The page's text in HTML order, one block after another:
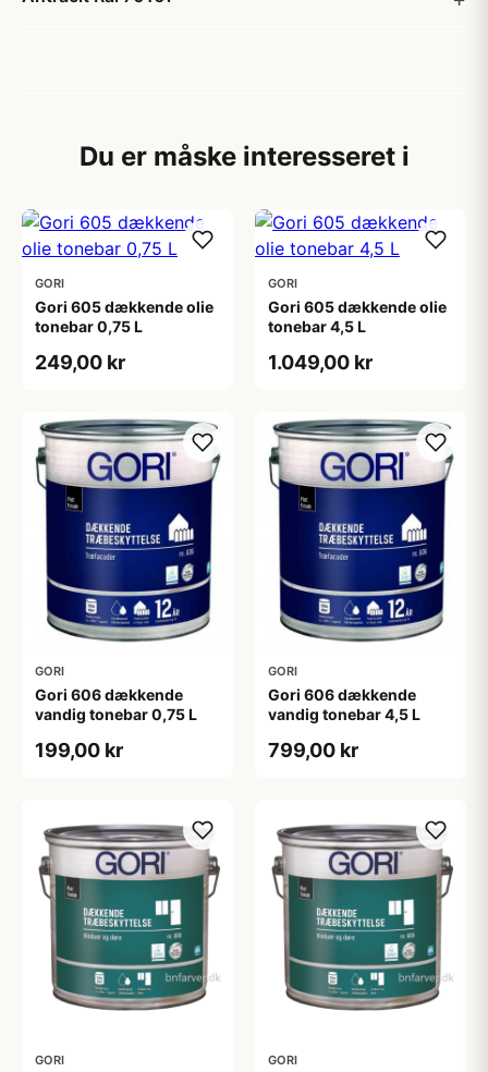
Du er måske interesseret i
GORI
Gori 605 dækkende olie
tonebar 0,75 L
249,00 kr
GORI
Gori 605 dækkende olie
tonebar 4,5 L
1.049,00 kr
GORI
Gori 606 dækkende
vandig tonebar 0,75 L
199,00 kr
GORI
Gori 606 dækkende
vandig tonebar 4,5 L
799,00 kr
GORI GORI